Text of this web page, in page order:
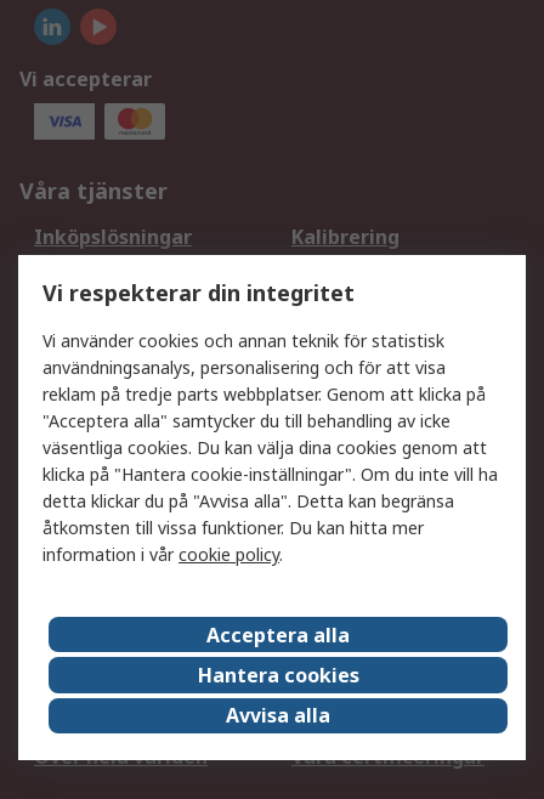
Vi accepterar
Våra tjänster
Inköpslösningar
Kalibrering
DesignSpark
Teknisk Support
Ditt lokala säljteam
Exportlösningar
Support
Få hjälp
Retur av varor
Leverans
Spåra din order
Begär en fakturakopi
Fördelar med RS-konto
Betalningsalternativ
Om RS
Försäljningsvillkor
Det juridiska
Press Centre
Jobba hos RS
ESG
Över hela världen
Våra certificeringar
Vi respekterar din integritet
Vi använder cookies och annan teknik för statistisk
användningsanalys, personalisering och för att visa
reklam på tredje parts webbplatser. Genom att klicka på
"Acceptera alla" samtycker du till behandling av icke
väsentliga cookies. Du kan välja dina cookies genom att
klicka på "Hantera cookie-inställningar". Om du inte vill ha
detta klickar du på "Avvisa alla". Detta kan begränsa
åtkomsten till vissa funktioner. Du kan hitta mer
information i vårcookie policy.
Acceptera alla
Hantera cookies
Avvisa alla